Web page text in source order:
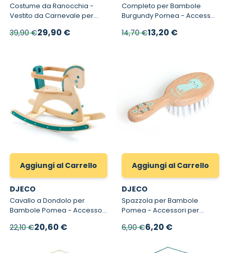
Costume da Ranocchia -
Vestito da Carnevale per
39,90 €A partire da
29,90 €
Completo per Bambole
Burgundy Pomea - Accessori
14,70 €Prezzo speciale
13,20 €
Aggiungi al Carrello
DJECO
Cavallo a Dondolo per
Bambole Pomea - Accessori
22,10 €Prezzo speciale
20,60 €
Aggiungi al Carrello
DJECO
Spazzola per Bambole
Pomea - Accessori per
6,90 €Prezzo speciale
6,20 €